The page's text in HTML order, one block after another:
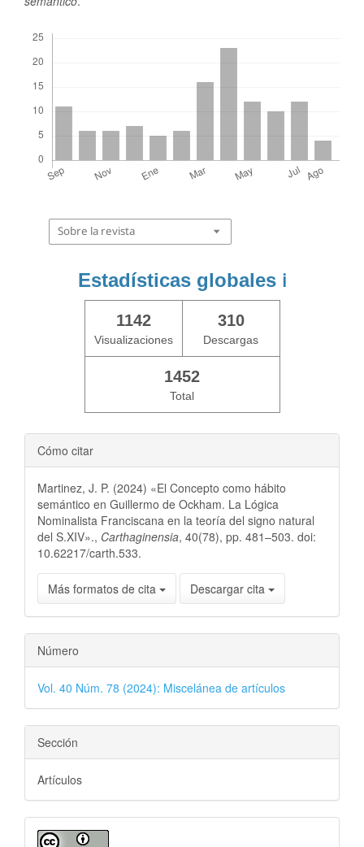
Sobre la revista
Estadísticas globales ℹ️
1142
Visualizaciones
310
Descargas
1452
Total
Cómo citar
Martinez, J. P. (2024) «El Concepto como hábito
semántico en Guillermo de Ockham. La Lógica
Nominalista Franciscana en la teoría del signo natural
del S.XIV»., Carthaginensia, 40(78), pp. 481–503. doi:
10.62217/carth.533.
Más formatos de cita Descargar cita
Número
Vol. 40 Núm. 78 (2024): Miscelánea de artículos
Sección
Artículos